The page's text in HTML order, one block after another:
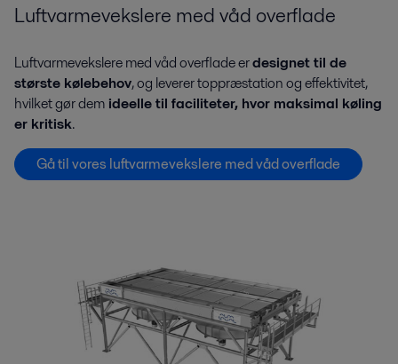
Luftvarmevekslere med våd overflade
Luftvarmevekslere med våd overflade erdesignet til de
største kølebehov, og leverer toppræstation og effektivitet,
hvilket gør dem ideelle til faciliteter, hvor maksimal køling
er kritisk.
Gå til vores luftvarmevekslere med våd overflade